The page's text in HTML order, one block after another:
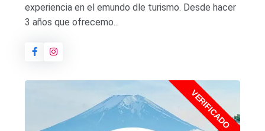
experiencia en el emundo dle turismo. Desde hacer
3 años que ofrecemo...
VERIFICADO